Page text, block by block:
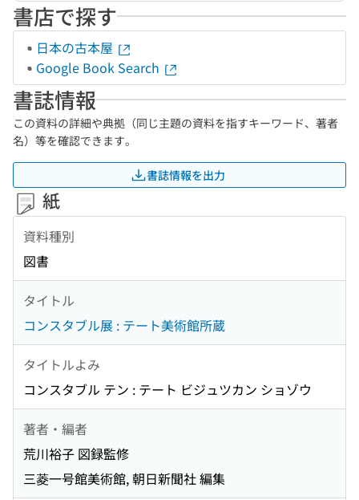
書店で探す
日本の古本屋
Google Book Search
書誌情報
この資料の詳細や典拠（同じ主題の資料を指すキーワード、著者
名）等を確認できます。
書誌情報を出力
紙
資料種別
図書
タイトル
コンスタブル展 : テート美術館所蔵
タイトルよみ
コンスタブル テン : テート ビジュツカン ショゾウ
著者・編者
荒川裕子 図録監修
三菱一号館美術館, 朝日新聞社 編集